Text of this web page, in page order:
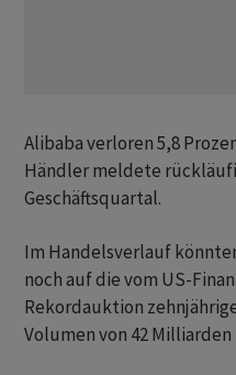
Alibaba verloren 5,8
Händler meldete
Geschäftsquartal.
Im Handelsverlauf
noch auf die vom US-
Rekordauktion
Volumen von 42